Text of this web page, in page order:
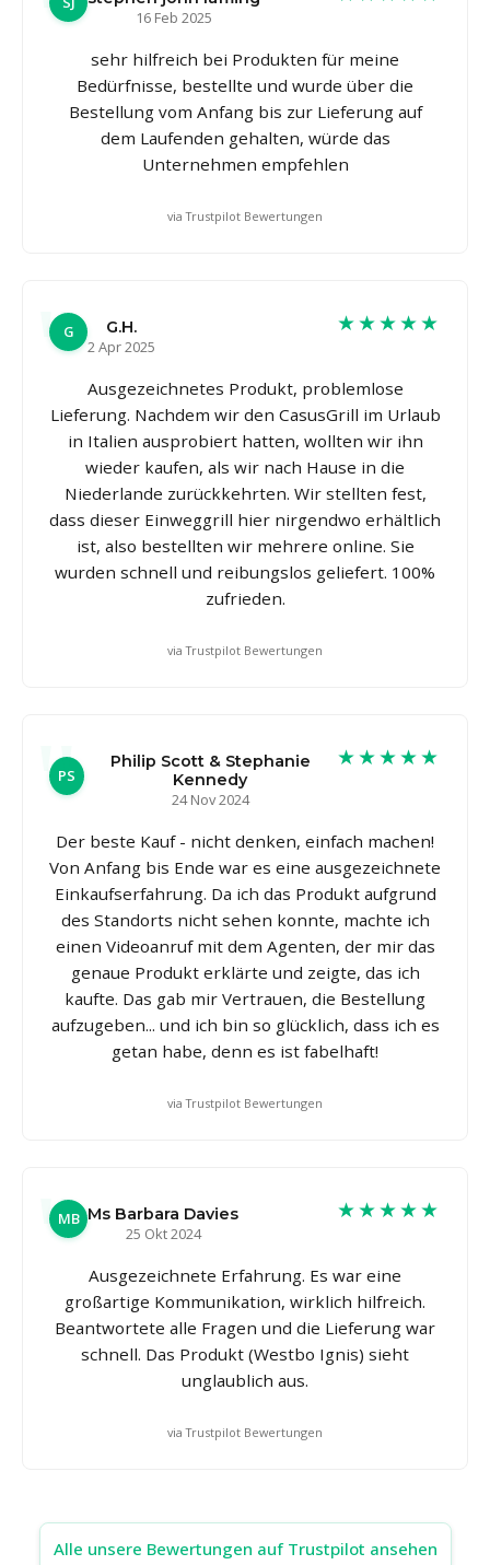
16 Feb 2025
sehr hilfreich bei Produkten für meine
Bedürfnisse, bestellte und wurde über die
Bestellung vom Anfang bis zur Lieferung auf
dem Laufenden gehalten, würde das
Unternehmen empfehlen
via Trustpilot Bewertungen
G
G.H.
2 Apr 2025
★★★★★
Ausgezeichnetes Produkt, problemlose
Lieferung. Nachdem wir den CasusGrill im Urlaub
in Italien ausprobiert hatten, wollten wir ihn
wieder kaufen, als wir nach Hause in die
Niederlande zurückkehrten. Wir stellten fest,
dass dieser Einweggrill hier nirgendwo erhältlich
ist, also bestellten wir mehrere online. Sie
wurden schnell und reibungslos geliefert. 100%
zufrieden.
via Trustpilot Bewertungen
PS
Philip Scott & Stephanie
Kennedy
24 Nov 2024
★★★★★
Der beste Kauf - nicht denken, einfach machen!
Von Anfang bis Ende war es eine ausgezeichnete
Einkaufserfahrung. Da ich das Produkt aufgrund
des Standorts nicht sehen konnte, machte ich
einen Videoanruf mit dem Agenten, der mir das
genaue Produkt erklärte und zeigte, das ich
kaufte. Das gab mir Vertrauen, die Bestellung
aufzugeben... und ich bin so glücklich, dass ich es
getan habe, denn es ist fabelhaft!
via Trustpilot Bewertungen
MB Ms Barbara Davies
25 Okt 2024
★★★★★
Ausgezeichnete Erfahrung. Es war eine
großartige Kommunikation, wirklich hilfreich.
Beantwortete alle Fragen und die Lieferung war
schnell. Das Produkt (Westbo Ignis) sieht
unglaublich aus.
via Trustpilot Bewertungen
Alle unsere Bewertungen auf Trustpilot ansehen